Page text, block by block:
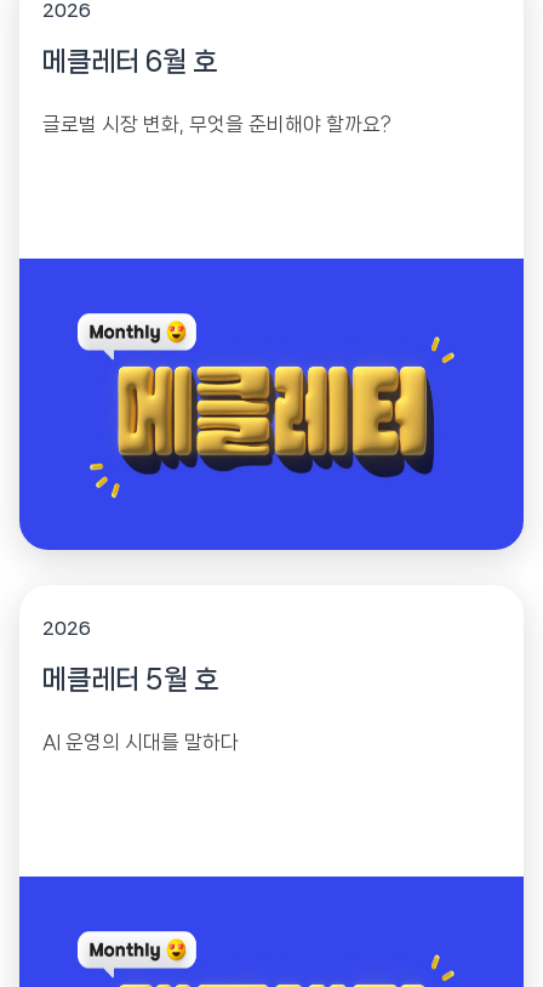
2026
메클레터 6월 호
글로벌 시장 변화, 무엇을 준비해야 할까요?
2026
메클레터 5월 호
AI 운영의 시대를 말하다